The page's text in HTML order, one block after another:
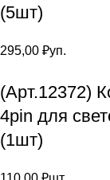
(5шт)
295,00 ₽уп.
(Арт.12372)
4pin для
(1шт)